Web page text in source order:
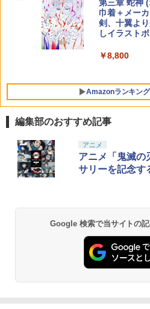
第三章 蛇神
巾着＋メー
剣、十翼よ
しイラスト
￥8,800
Amazonランキン
編集部のおすすめ記事
アニメ
アニメ「鬼滅の
サリーを記念す
Google 検索で当サイトの